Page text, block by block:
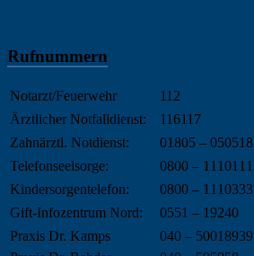
Rufnummern
Notarzt/Feuerwehr
112
Ärztlicher Notfalldienst:
116117
Zahnärztl. Notdienst:
01805 – 050518
Telefonseelsorge:
0800 – 1110111
Kindersorgentelefon:
0800 – 1110333
Gift-Infozentrum Nord:
0551 – 19240
Praxis Dr. Kamps
040 – 50018939